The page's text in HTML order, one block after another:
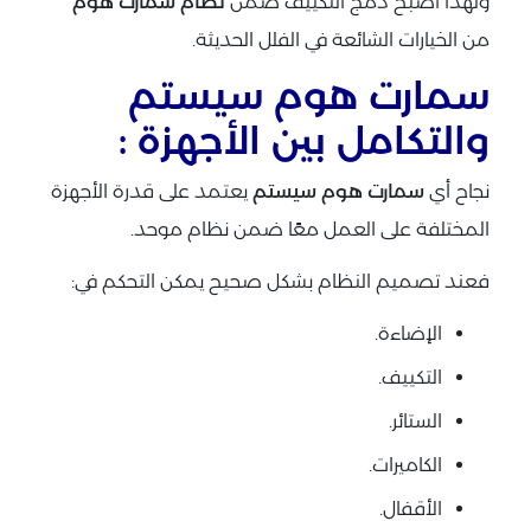
من الخيارات الشائعة في الفلل الحديثة.
سمارت هوم سيستم
والتكامل بين الأجهزة :
نجاح أي سمارت هوم سيستم يعتمد على قدرة الأجهزة
المختلفة على العمل معًا ضمن نظام موحد.
فعند تصميم النظام بشكل صحيح يمكن التحكم في:
الإضاءة.
التكييف.
الستائر.
الكاميرات.
الأقفال.